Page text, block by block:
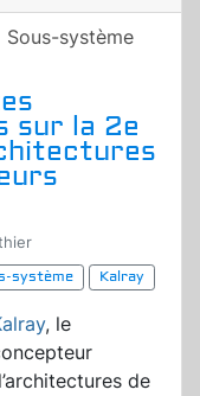
Sous-système
sur la 2e
système
Kalray
, le
de